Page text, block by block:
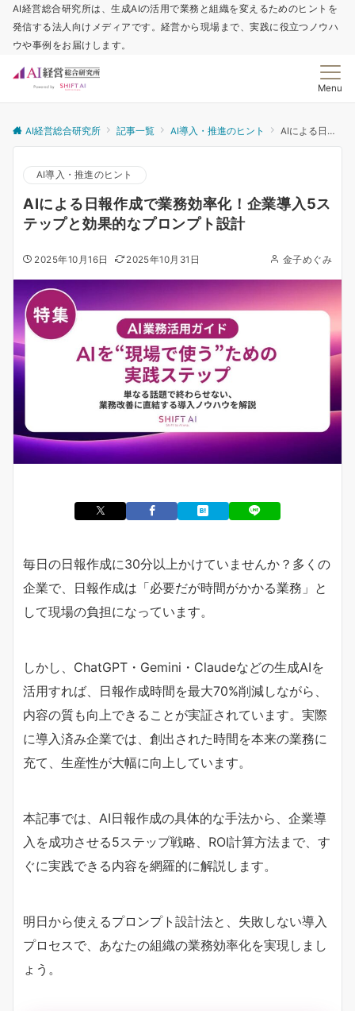
AI経営総合研究所は、生成AIの活用で業務と組織を変えるためのヒントを
発信する法人向けメディアです。経営から現場まで、実践に役立つノウハ
ウや事例をお届けします。
Menu
AI経営総合研究所 記事一覧 AI導入・推進のヒント AIによる日報作成で業務効率化！企業導入5ステップと効果的なプロンプト設計
AI導入・推進のヒント
AIによる日報作成で業務効率化！企業導入5ス
テップと効果的なプロンプト設計
2025年10月16日 2025年10月31日 金子めぐみ
毎日の日報作成に30分以上かけていませんか？多くの
企業で、日報作成は「必要だが時間がかかる業務」と
して現場の負担になっています。
しかし、ChatGPT・Gemini・Claudeなどの生成AIを
活用すれば、日報作成時間を最大70%削減しながら、
内容の質も向上できることが実証されています。実際
に導入済み企業では、創出された時間を本来の業務に
充て、生産性が大幅に向上しています。
本記事では、AI日報作成の具体的な手法から、企業導
入を成功させる5ステップ戦略、ROI計算方法まで、す
ぐに実践できる内容を網羅的に解説します。
明日から使えるプロンプト設計法と、失敗しない導入
プロセスで、あなたの組織の業務効率化を実現しまし
ょう。